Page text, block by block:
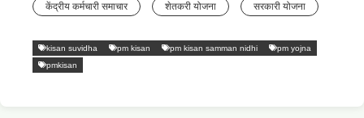
केंद्रीय कर्मचारी समाचार शेतकरी योजना सरकारी योजना
kisan suvidha pm kisan pm kisan samman nidhi
pm yojna
pmkisan